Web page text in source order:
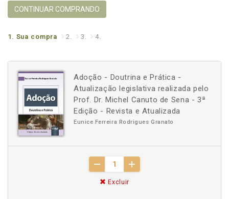
CONTINUAR COMPRANDO
1. Sua compra 2. 3. 4.
Adoção - Doutrina e Prática -
Atualização legislativa realizada pelo
Prof. Dr. Michel Canuto de Sena - 3ª
Edição - Revista e Atualizada
Eunice Ferreira Rodrigues Granato
Excluir